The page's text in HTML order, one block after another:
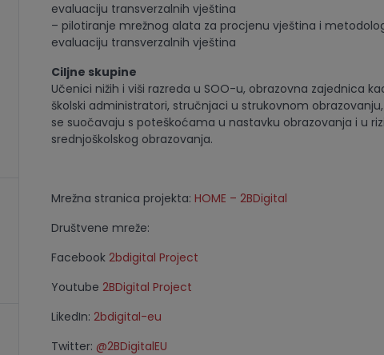
evaluaciju transverzalnih vještina
– pilotiranje mrežnog alata za procjenu vještina i
evaluaciju transverzalnih vještina
Ciljne skupine
Učenici nižih i viši razreda u SOO-u, obrazovna zajednica
školski administratori, stručnjaci u strukovnom
se suočavaju s poteškoćama u nastavku obrazovanja i u
srednjoškolskog obrazovanja.
Mrežna stranica projekta: HOME – 2BDigital
Društvene mreže:
Facebook 2bdigital Project
Youtube 2BDigital Project
LikedIn: 2bdigital-eu
Twitter: @2BDigitalEU